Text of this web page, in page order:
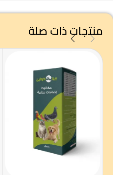
منتجات ذات صلة